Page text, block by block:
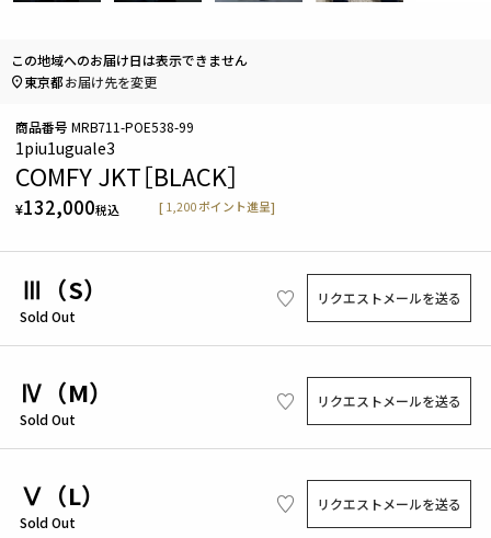
1piu1uguale3
COMFY JKT［BLACK］
¥132,000税込 [ 1,200 ポイント進呈]
商品番号 MRB711-POE538-99
この地域へのお届け日は表示できません
東京都お届け先を変更
Ⅲ（S）
Sold Out
リクエストメールを送る
Ⅳ（M）
Sold Out
リクエストメールを送る
Ⅴ（L）
Sold Out
リクエストメールを送る